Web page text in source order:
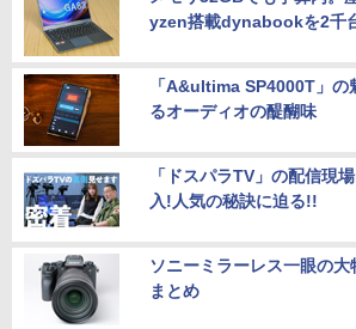
yzen搭載dynabookを2千
「A&ultima SP4000T」の
るオーディオの醍醐味
「ドスパラTV」の配信現
入!人気の秘訣に迫る!!
ソニーミラーレス一眼の
まとめ